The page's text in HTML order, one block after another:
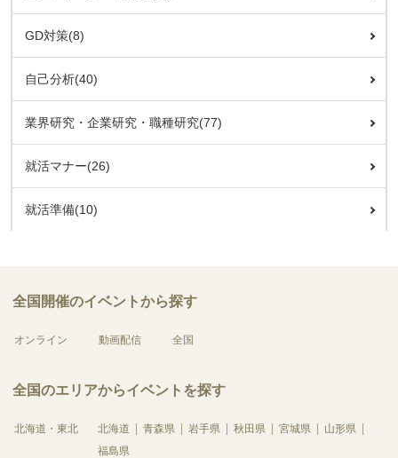
GD対策(8)
自己分析(40)
業界研究・企業研究・職種研究(77)
就活マナー(26)
就活準備(10)
全国開催のイベントから探す
オンライン 動画配信 全国
全国のエリアからイベントを探す
北海道・東北 北海道 青森県 岩手県 秋田県 宮城県
山形県
福島県